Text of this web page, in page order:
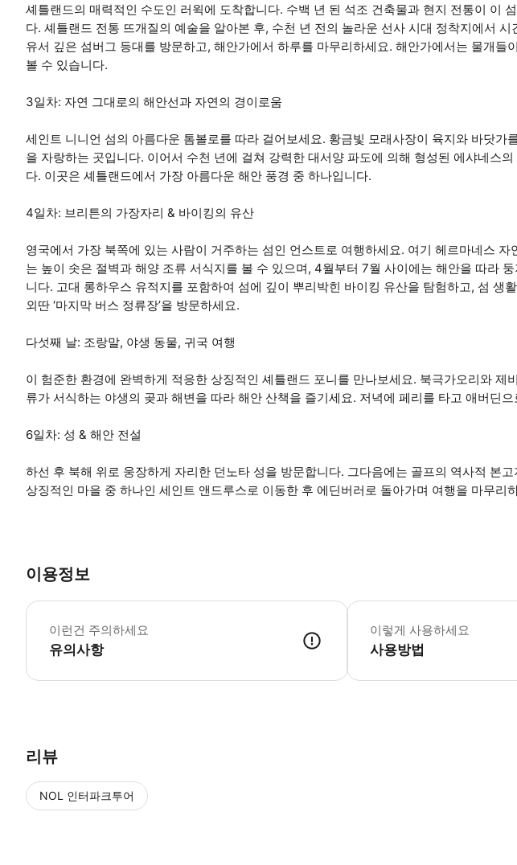
셰틀랜드의 매력적인 수도인 러윅에 도착합니다. 수백 년 된 석조 건축물과 현지 전통이 이
다. 셰틀랜드 전통 뜨개질의 예술을 알아본 후, 수천 년 전의 놀라운 선사 시대 정착지에서 시
유서 깊은 섬버그 등대를 방문하고, 해안가에서 하루를 마무리하세요. 해안가에서는 물개들
볼 수 있습니다.
3일차: 자연 그대로의 해안선과 자연의 경이로움
세인트 니니언 섬의 아름다운 톰볼로를 따라 걸어보세요. 황금빛 모래사장이 육지와 바닷가
을 자랑하는 곳입니다. 이어서 수천 년에 걸쳐 강력한 대서양 파도에 의해 형성된 에샤네스
다. 이곳은 셰틀랜드에서 가장 아름다운 해안 풍경 중 하나입니다.
4일차: 브리튼의 가장자리 & 바이킹의 유산
영국에서 가장 북쪽에 있는 사람이 거주하는 섬인 언스트로 여행하세요. 여기 헤르마네스 자
는 높이 솟은 절벽과 해양 조류 서식지를 볼 수 있으며, 4월부터 7월 사이에는 해안을 따라
니다. 고대 롱하우스 유적지를 포함하여 섬에 깊이 뿌리박힌 바이킹 유산을 탐험하고, 섬 생
외딴 ‘마지막 버스 정류장’을 방문하세요.
다섯째 날: 조랑말, 야생 동물, 귀국 여행
이 험준한 환경에 완벽하게 적응한 상징적인 셰틀랜드 포니를 만나보세요. 북극가오리와 제
류가 서식하는 야생의 곶과 해변을 따라 해안 산책을 즐기세요. 저녁에 페리를 타고 애버딘
6일차: 성 & 해안 전설
하선 후 북해 위로 웅장하게 자리한 던노타 성을 방문합니다. 그다음에는 골프의 역사적 본
상징적인 마을 중 하나인 세인트 앤드루스로 이동한 후 에딘버러로 돌아가며 여행을 마무리
이용정보
이런건 주의하세요
유의사항
* 소요시간 : 600분-8640분 (옵션에
이렇게 사용하세요
사용방법
리뷰
NOL 인터파크투어